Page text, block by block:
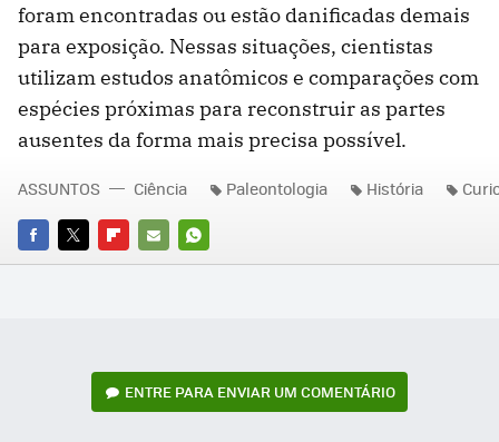
foram encontradas ou estão danificadas demais
para exposição. Nessas situações, cientistas
utilizam estudos anatômicos e comparações com
espécies próximas para reconstruir as partes
ausentes da forma mais precisa possível.
FACEBOOK
TWITTERFLIPBOARD
E-
WHATSAPP
ASSUNTOS Ciência Paleontologia História
ENTRE PARA ENVIAR UM COMENTÁRIO